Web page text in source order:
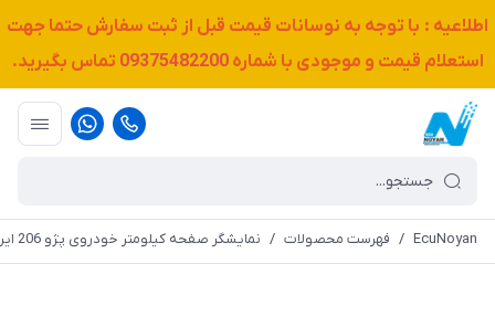
اطلاعیه : با توجه به نوسانات قیمت قبل از ثبت سفارش حتما جهت
استعلام قیمت و موجودی با شماره09375482200 تماس بگیرید.
EcuNoyan
/ فهرست محصولات / نمایشگر صفحه کیلومتر خودروی پژو 206 ایرانی - تیپ 2 , تیپ 5 - برند کروز (Crouse)